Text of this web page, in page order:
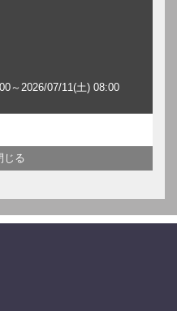
～2026/07/11(土) 08:00